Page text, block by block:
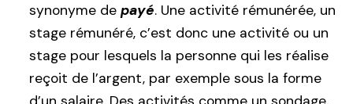
synonyme de payé. Une activité rémunérée, un
stage rémunéré, c’est donc une activité ou un
stage pour lesquels la personne qui les réalise
reçoit de l’argent, par exemple sous la forme
d’un salaire. Des activités comme un sondage,